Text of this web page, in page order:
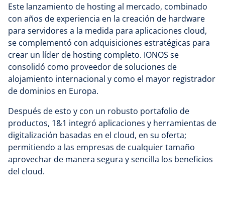
Este lanzamiento de hosting al mercado, combinado
con años de experiencia en la creación de hardware
para servidores a la medida para aplicaciones cloud,
se complementó con adquisiciones estratégicas para
crear un líder de hosting completo. IONOS se
consolidó como proveedor de soluciones de
alojamiento internacional y como el mayor registrador
de dominios en Europa.
Después de esto y con un robusto portafolio de
productos, 1&1 integró aplicaciones y herramientas de
digitalización basadas en el cloud, en su oferta;
permitiendo a las empresas de cualquier tamaño
aprovechar de manera segura y sencilla los beneficios
del cloud.